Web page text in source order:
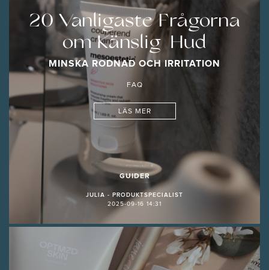
20 Vanligaste Frågorna
om Känslig Hud
MINSKA RODNAD OCH IRRITATION
FAQ
LÄS MER
GUIDER
JULIA - PRODUKTSPECIALIST
2025-09-16 14:31